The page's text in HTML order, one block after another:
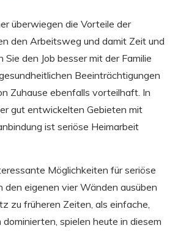
überwiegen die Vorteile der
den Arbeitsweg und damit Zeit und
Sie den Job besser mit der Familie
Beeinträchtigungen
Zuhause ebenfalls vorteilhaft. In
gut entwickelten Gebieten mit
ist seriöse Heimarbeit
Möglichkeiten für seriöse
den eigenen vier Wänden ausüben
zu früheren Zeiten, als einfache,
spielen heute in diesem